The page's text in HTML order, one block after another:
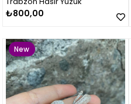
₺800,00
New
Item